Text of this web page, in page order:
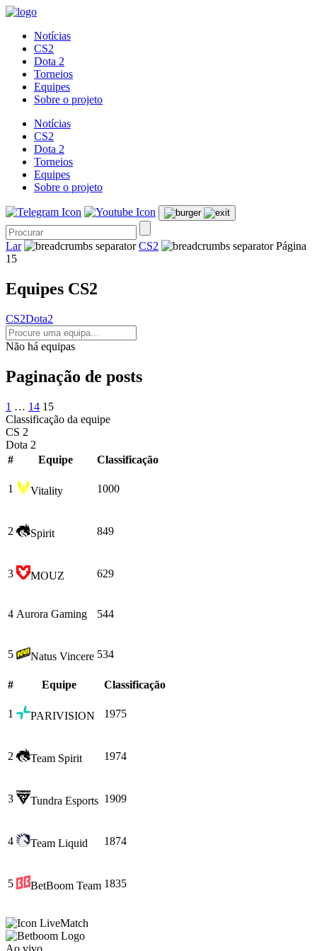
Notícias
CS2
Dota 2
Torneios
Equipes
Sobre o projeto
Notícias
CS2
Dota 2
Torneios
Equipes
Sobre o projeto
Lar CS2
Página
15
Equipes CS2
CS2Dota2
Não há equipas
Paginação de posts
1 … 14 15
Classificação da equipe
CS 2
Dota 2
#
Equipe Сlassificação
1 Vitality 1000
2 Spirit 849
3 MOUZ 629
4 Aurora Gaming 544
5 Natus Vincere 534
# Equipe Сlassificação
1 PARIVISION 1975
2 Team Spirit 1974
3 Tundra Esports 1909
4 Team Liquid 1874
5 BetBoom Team 1835
Match
Ao vivo